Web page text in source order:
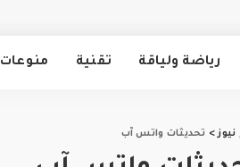
رياضة ولياقة تقنية منوعات
> تحديثات واتس آب